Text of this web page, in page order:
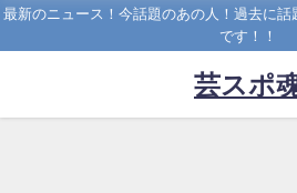
最新のニュース！今話題のあの人！過去に
です！！
芸スポ